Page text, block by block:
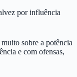
por influência
sobre a potência
e com ofensas,